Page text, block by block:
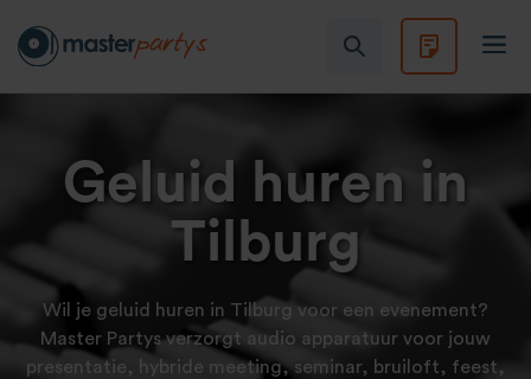
Geluid huren in
Tilburg
Wil je geluid huren in Tilburg voor een evenement?
Master Partys verzorgt audio apparatuur voor jouw
presentatie, hybride meeting, seminar, bruiloft, feest,